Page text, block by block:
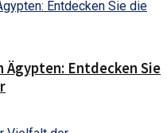
Ägypten: Entdecken Sie